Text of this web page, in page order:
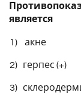
является
1) акне
2) герпес (+)
3)